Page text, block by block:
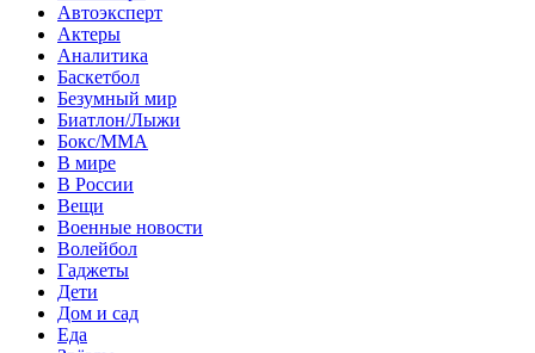
Автоэксперт
Актеры
Аналитика
Баскетбол
Безумный мир
Биатлон/Лыжи
Бокс/MMA
В мире
В России
Вещи
Военные новости
Волейбол
Гаджеты
Дети
Дом и сад
Еда